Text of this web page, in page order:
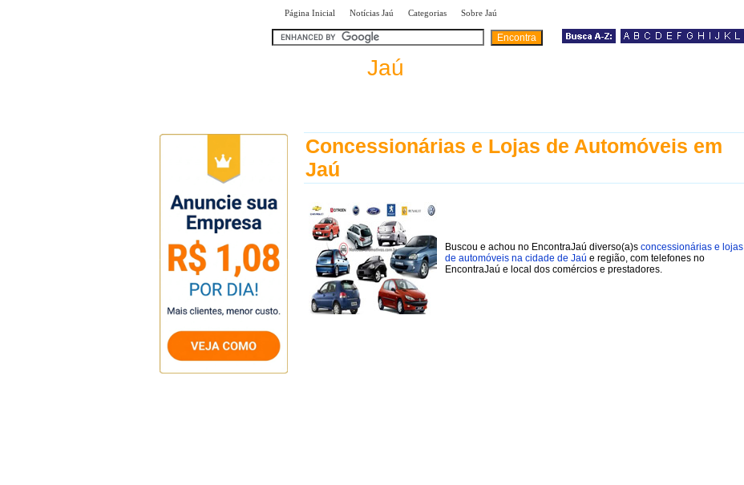
Página Inicial Notícias Jaú Categorias Sobre Jaú
Jaú
Concessionárias e Lojas de Automóveis em
Jaú
Buscou e achou no EncontraJaú diverso(a)s concessionárias e lojas
de automóveis na cidade de Jaú e região, com telefones no
EncontraJaú e local dos comércios e prestadores.